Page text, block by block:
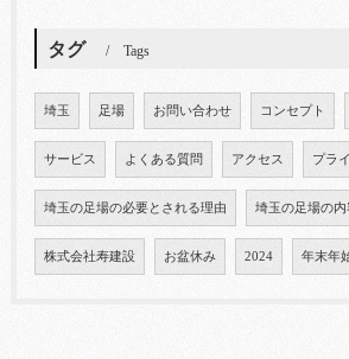
タグ Tags
埼玉 足場 お問い合わせ コンセプト
サービス よくある質問 アクセス プラ
埼玉の足場の必要とされる理由 埼玉の足場の内
株式会社寿建設 お盆休み 2024 年末年